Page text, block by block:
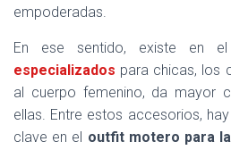
empoderadas.
En ese sentido, existe en
especializados para chicas, los
al cuerpo femenino, da mayor
ellas. Entre estos accesorios,
clave en el outfit motero para